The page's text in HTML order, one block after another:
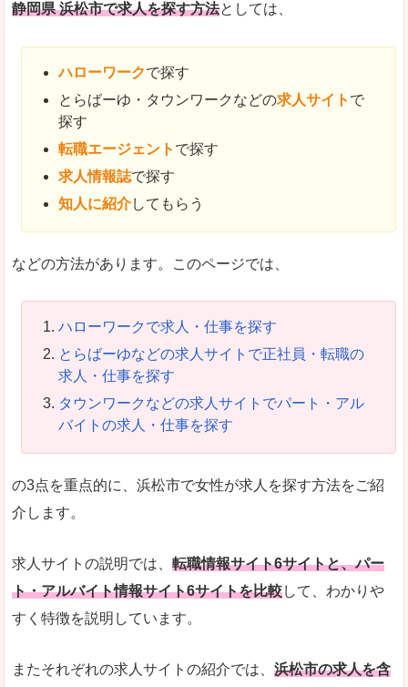
静岡県 浜松市で求人を探す方法としては、
ハローワークで探す
とらばーゆ・タウンワークなどの求人サイト で
探す
転職エージェント で探す
求人情報誌で探す
知人に紹介してもらう
などの方法があります。このページでは、
ハローワークで求人・仕事を探す
とらばーゆなどの求人サイトで正社員・転職の
求人・仕事を探す
タウンワークなどの求人サイトでパート・アル
バイトの求人・仕事を探す
の3点を重点的に、浜松市で女性が求人を探す方法をご紹
介します。
求人サイトの説明では、 転職情報サイト6サイトと、パー
ト・アルバイト情報サイト6サイトを比較して、わかりや
すく特徴を説明しています。
またそれぞれの求人サイトの紹介では、 浜松市の求人を含